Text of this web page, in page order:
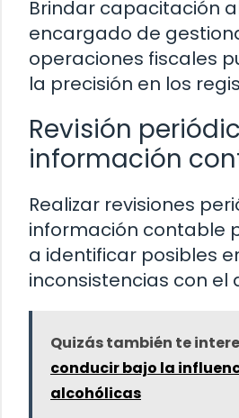
Brindar capacitación
encargado de
operaciones fiscales
la precisión en los
Revisión
información
Realizar revisiones
información contable
a identificar posibles
inconsistencias con el
Quizás también te
conducir bajo la
alcohólicas